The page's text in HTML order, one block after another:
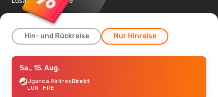
Hin- und Rückreise Nur Hinreise
Mo., 14. Sept.
EmiratesDirekt
LUN- HRE
Sa., 15. Aug.
Uganda AirlinesDirekt
LUN- HRE